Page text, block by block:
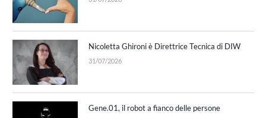
Nicoletta Ghironi è Direttrice Tecnica di DIW
31/07/2026
Gene.01, il robot a fianco delle persone